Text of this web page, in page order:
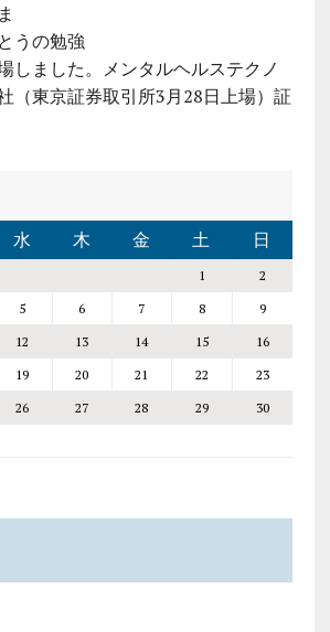
うの勉強
しました。メンタルヘルステクノ
（東京証券取引所3月28日上場）証
水 木 金 土 日
1
2
5 6 7 8
9
12 13 14 15
16
19 20 21 22
23
26 27 28 29
30